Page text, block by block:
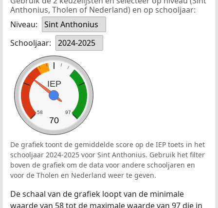
Anthonius, Tholen of Nederland) en op schooljaar:
Niveau:
Sint Anthonius
Schooljaar:
2024-2025
IEP
58 97
70
De grafiek toont de gemiddelde score op de IEP toets in het
schooljaar 2024-2025 voor Sint Anthonius. Gebruik het filter
boven de grafiek om de data voor andere schooljaren en
voor de Tholen en Nederland weer te geven.
De schaal van de grafiek loopt van de minimale
waarde van 58 tot de maximale waarde van 97 die in